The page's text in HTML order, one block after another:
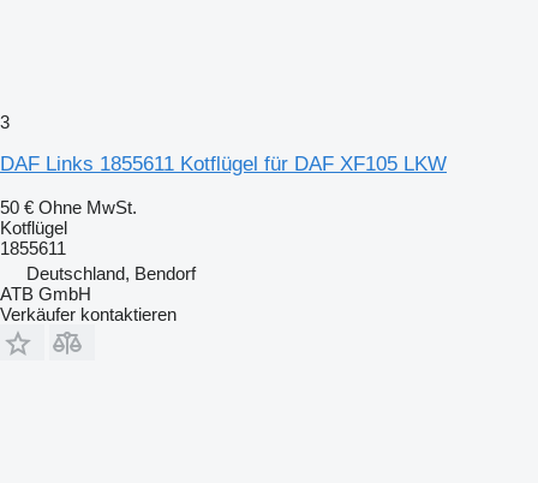
3
DAF Links 1855611 Kotflügel für DAF XF105 LKW
50 € Ohne MwSt.
Kotflügel
1855611
Deutschland, Bendorf
ATB GmbH
Verkäufer kontaktieren